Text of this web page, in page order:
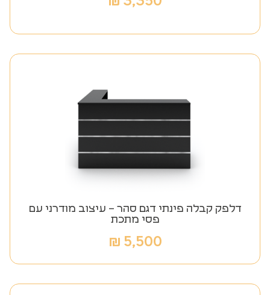
דלפק קבלה פינתי דגם סהר – עיצוב מודרני עם
פסי מתכת
5,500
₪